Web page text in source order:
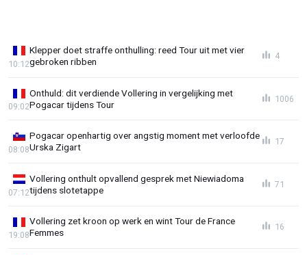
Klepper doet straffe onthulling: reed Tour uit met vier
gebroken ribben
10:12
4
Onthuld: dit verdiende Vollering in vergelijking met
Pogacar tijdens Tour
09:02
1006
Pogacar openhartig over angstig moment met verloofde
Urska Zigart
08:08
17
Vollering onthult opvallend gesprek met Niewiadoma
tijdens slotetappe
07:12
71
Vollering zet kroon op werk en wint Tour de France
Femmes
19:08
16